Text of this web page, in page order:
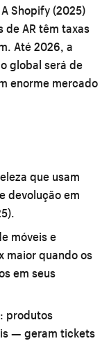
Shopify (2025)
de AR têm taxas
Até 2026, a
global será de
enorme mercado
que usam
devolução em
móveis e
maior quando os
em seus
produtos
— geram tickets